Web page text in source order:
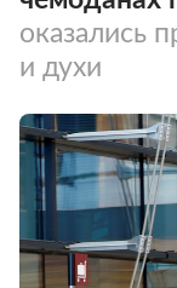
оказались
и духи